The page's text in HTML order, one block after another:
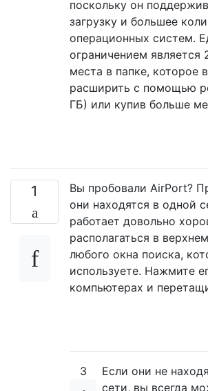
поскольку он
загрузку и большее
операционных систем.
ограничением является
места в папке, которое
расширить с помощью
ГБ) или купив больше
1
Вы пробовали AirPort?
они находятся в одной
работает довольно
располагаться в
любого окна поиска,
используете. Нажмите
компьютерах и
3
Если они не
сети, вы всегда